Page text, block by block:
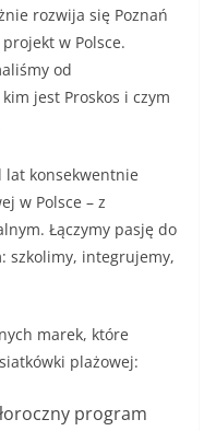
rozwija się Poznań
w Polsce.
od
jest Proskos i czym
lat konsekwentnie
w Polsce – z
Łączymy pasję do
szkolimy, integrujemy,
marek, które
plażowej:
program